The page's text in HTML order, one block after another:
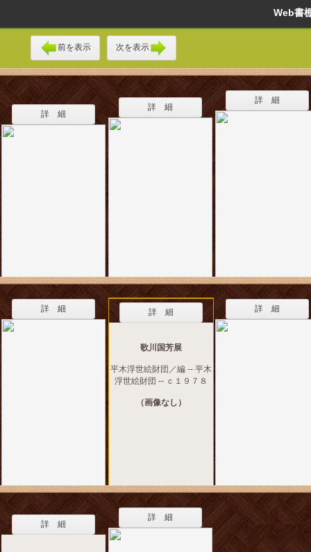
Web
前を表示 次を表示
詳 細
詳 細
詳 細
詳 細 詳 細
歌川国芳展
平木浮世絵財団／編 -- 平木
浮世絵財団 -- ｃ１９７８
（画像なし）
詳 細
詳 細
詳 細